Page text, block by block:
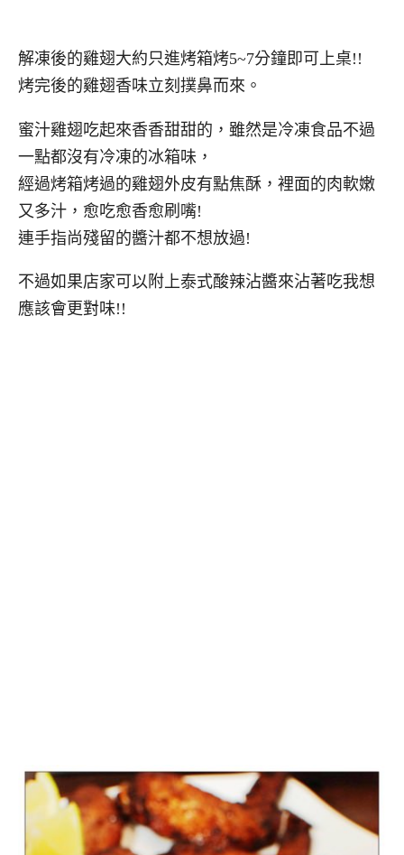
解凍後的雞翅大約只進烤箱烤5~7分鐘即可上桌!!
烤完後的雞翅香味立刻撲鼻而來。
蜜汁雞翅吃起來香香甜甜的，雖然是冷凍食品不過
一點都沒有冷凍的冰箱味，
經過烤箱烤過的雞翅外皮有點焦酥，裡面的肉軟嫩
又多汁，愈吃愈香愈刷嘴!
連手指尚殘留的醬汁都不想放過!
不過如果店家可以附上泰式酸辣沾醬來沾著吃我想
應該會更對味!!